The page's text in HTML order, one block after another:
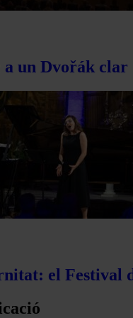
a un Dvořák clar
el Festival